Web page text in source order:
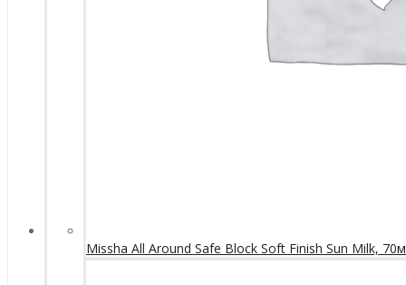
Missha All Around Safe Block Soft Finish Sun Milk,